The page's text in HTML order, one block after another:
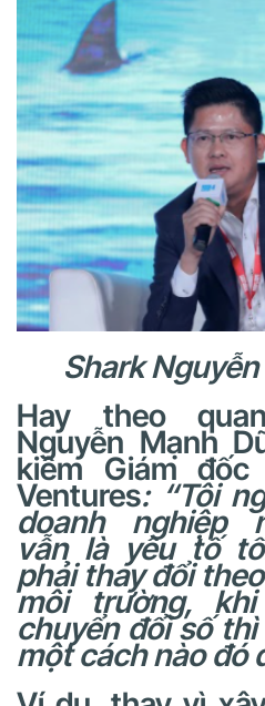
Shark
Hay theo
Nguyễn Mạnh
kiêm Giám
Ventures: “Tôi
doanh nghiệp
vẫn là yếu tố
phải thay đổi
môi trường,
chuyển đổi số thì
một cách nào đó